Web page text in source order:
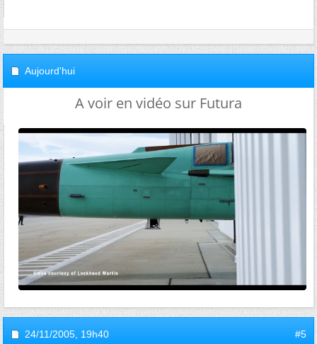
Aujourd'hui
A voir en vidéo sur Futura
24/11/2005, 19h40 #5